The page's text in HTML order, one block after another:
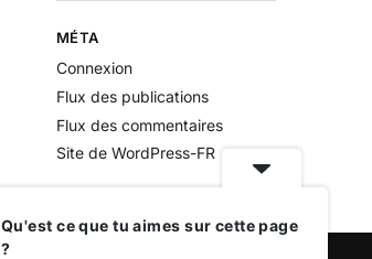
MÉTA
Connexion
Flux des publications
Flux des commentaires
Site de WordPress-FR
Qu'est ce que tu aimes sur cette page
?